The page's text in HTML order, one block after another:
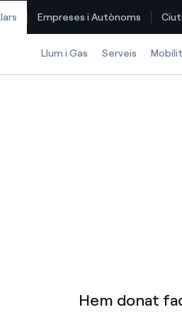
Empreses i Autònoms
Llum i Gas Serveis
Hem donat